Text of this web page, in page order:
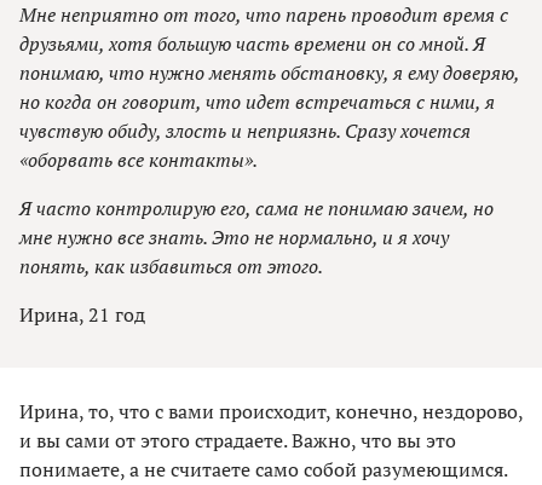
Мне неприятно от того, что парень проводит время с
друзьями, хотя большую часть времени он со мной. Я
понимаю, что нужно менять обстановку, я ему доверяю,
но когда он говорит, что идет встречаться с ними, я
чувствую обиду, злость и неприязнь. Сразу хочется
«оборвать все контакты».
Я часто контролирую его, сама не понимаю зачем, но
мне нужно все знать. Это не нормально, и я хочу
понять, как избавиться от этого.
Ирина, 21 год
Ирина, то, что с вами происходит, конечно, нездорово,
и вы сами от этого страдаете. Важно, что вы это
понимаете, а не считаете само собой разумеющимся.